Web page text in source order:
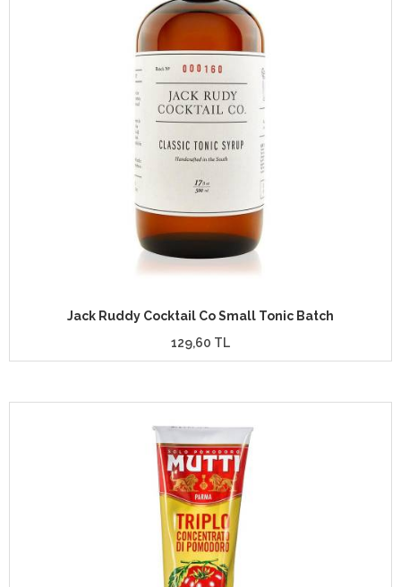
Jack Ruddy Cocktail Co Small Tonic Batch
129,60 TL